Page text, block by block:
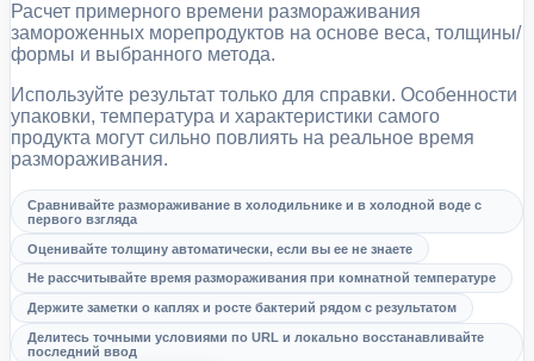
Расчет примерного времени размораживания
замороженных морепродуктов на основе веса, толщины/
формы и выбранного метода.
Используйте результат только для справки. Особенности
упаковки, температура и характеристики самого
продукта могут сильно повлиять на реальное время
размораживания.
Сравнивайте размораживание в холодильнике и в холодной воде с
первого взгляда
Оценивайте толщину автоматически, если вы ее не знаете
Не рассчитывайте время размораживания при комнатной температуре
Держите заметки о каплях и росте бактерий рядом с результатом
Делитесь точными условиями по URL и локально восстанавливайте
последний ввод